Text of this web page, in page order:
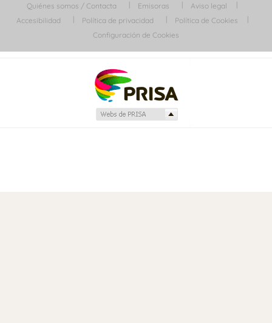
Quiénes somos / Contacta Emisoras
Aviso legal
Accesibilidad
Política de privacidad
Política de Cookies
Configuración de Cookies